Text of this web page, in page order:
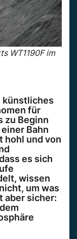
WT1190F im
künstliches
für
zu Beginn
Bahn
hohl und von
es sich
wissen
um was
aber sicher: